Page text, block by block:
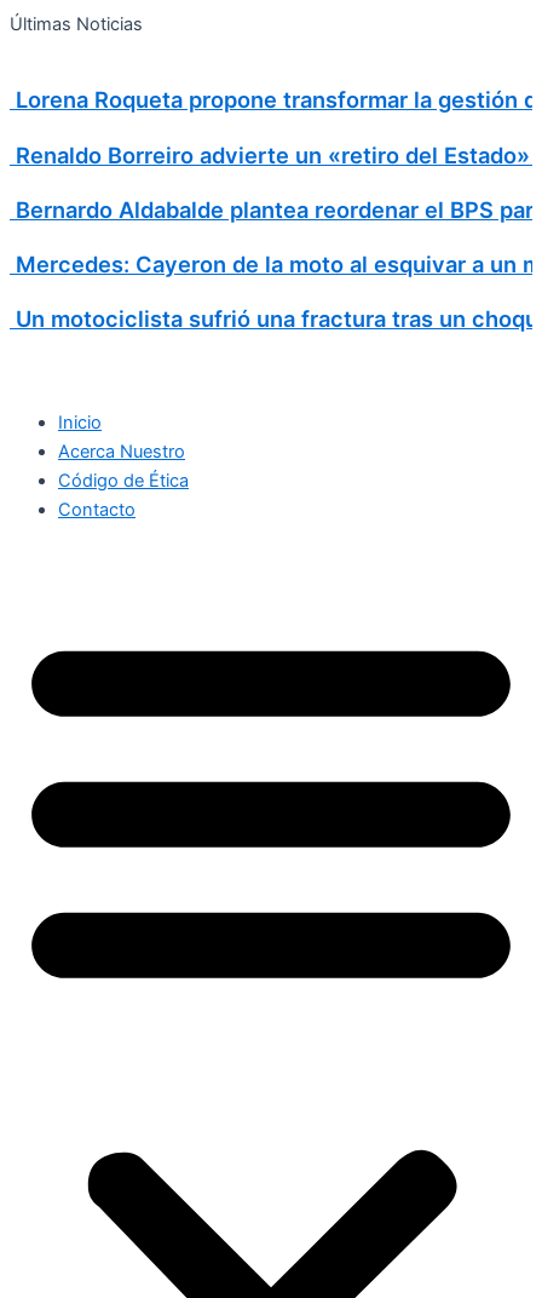
Ir
Últimas Noticias
Lorena Roqueta propone transformar la gestión
Renaldo Borreiro advierte un «retiro del
Bernardo Aldabalde plantea reordenar el BPS
Mercedes: Cayeron de la moto al esquivar a un
Un motociclista sufrió una fractura tras un
Inicio
Acerca Nuestro
Código de Ética
Contacto
Search